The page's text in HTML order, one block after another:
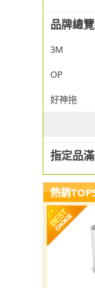
品牌總
3M
OP
好神拖
指定品
熱銷